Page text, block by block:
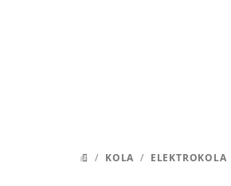
DOMŮ
/ KOLA / ELEKTROKOLA